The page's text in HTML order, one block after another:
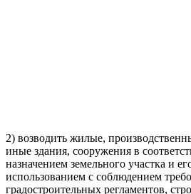
2) возводить жилые,
иные здания, сооружения в
назначением земельного участка и
использованием с соблюдением
градостроительных регламентов,